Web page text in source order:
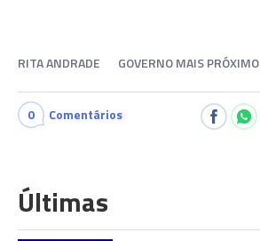
RITA ANDRADE GOVERNO MAIS PRÓXIMO
0 Comentários
Últimas